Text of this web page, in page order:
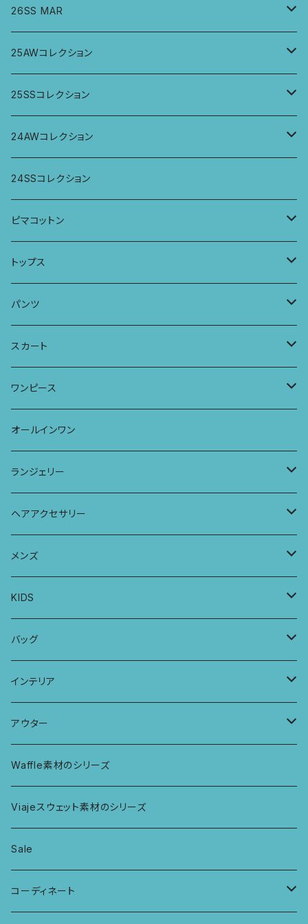
26SS MAR
トップス
ジャケット、羽織
パンツ
ワンピース
25AWコレクション
トップス
パンツ
スカート
パーカー
25SSコレクション
トップス
パンツ
ワンピース
24AWコレクション
ワイドパンツ
ロングスリーブトップス
ロングスリーブワンピース
Tシャツ
パーカー
ワンピース
24SSコレクション
ピマコットン
Tシャツ
フレンチスリーブラウス
サーフパンツ
ドレス
ストール
トップス
タンクトップ・キャミソール
タンクトップ
キャミソール
ワイドTシャツ
チュニックTシャツ
七分袖トップス
ラグランスリーブトップス
パンツ
アラジンパンツ
ポケット付きアラジンパンツ
ワイドパンツ
ポケット付きワイドパンツ
レギンス
バブーチャ
スカート
マキシスカート
ワンピース
ワンピース
オールインワン
スリップワンピース
ビルヘンワンピース
半袖ワンピース
オールインワン
ランジェリー
ブラ
ヨガトップ
カシュクールブラ
ショーツ
プレーンショーツ
ボンバチャショーツ
総レースショーツ
レディースボクサー
ヘアアクセサリー
リボンシュシュ
シュシュ
ヘアターバン
三つ編み紐
メンズ
メンズボクサー
パンツ
トップス
KIDS
KIDS 羽根つきTシャツ
KIDS Tシャツ
KIDS ロングスリーブトップス
KIDS ラグランスリーブ長袖トップス
KIDS アラジンパンツ
KIDS ジョギングパンツ
KIDS レギンス
バッグ
PCケース
マルシェバッグ
インテリア
カーテン
ラグ
なべつかみ
プフ
アウター
パーカー
ジャケット
Waffle素材のシリーズ
Viajeスウェット素材のシリーズ
Sale
コーディネート